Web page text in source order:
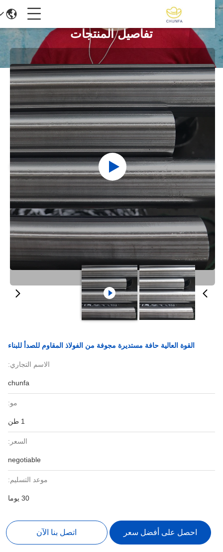
تفاصيل المنتجات
القوة العالية حافة مستديرة مجوفة من الفولاذ المقاوم للصدأ للبناء
الاسم التجاري:
chunfa
مو:
السعر:
negotiable
موعد التسليم:
30 يوما
احصل على أفضل سعر اتصل بنا الآن